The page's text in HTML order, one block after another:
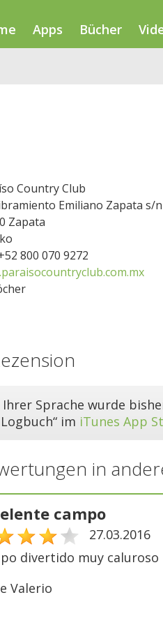
Apps Bücher
Country Club
Emiliano Zapata s/n
Zapata
800 070 9272
Ihrer Sprache wurde
im iTunes App
in
campo
27.03.2016
divertido muy caluroso
Valerio